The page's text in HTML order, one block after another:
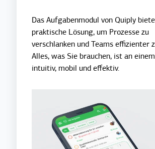
Das Aufgabenmodul von Quiply
praktische Lösung, um Prozesse zu
verschlanken und Teams effizienter
Alles, was Sie brauchen, ist an
intuitiv, mobil und effektiv.